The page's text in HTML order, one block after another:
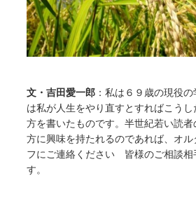
文・吉田愛一郎 ：私は６９歳の現役
は私が人生をやり直すとすればこうし
方を書いたものです。半世紀若い読者
方に興味を持たれるのであれば、オル
フにご連絡ください 皆様のご相談相
す。